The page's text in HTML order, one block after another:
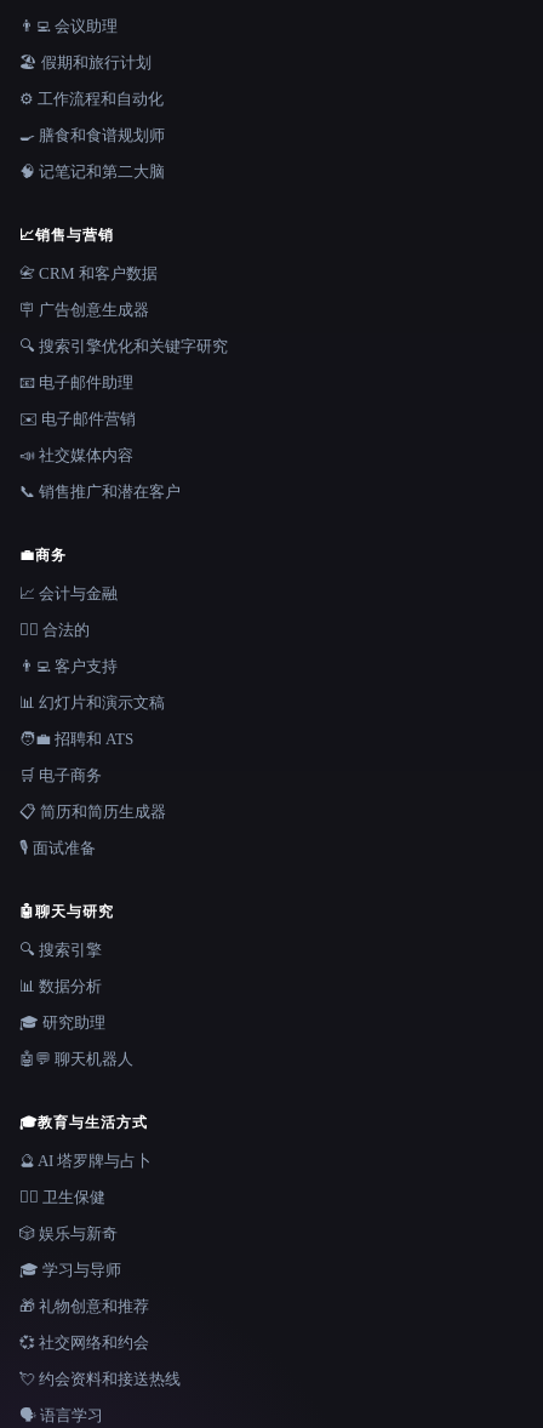
👨‍💻 会议助理
🏖 假期和旅行计划
⚙️ 工作流程和自动化
🍳 膳食和食谱规划师
🧠 记笔记和第二大脑
📈销售与营销
📇 CRM 和客户数据
🪧 广告创意生成器
🔍 搜索引擎优化和关键字研究
📧 电子邮件助理
✉️ 电子邮件营销
📣 社交媒体内容
📞 销售推广和潜在客户
💼商务
📈 会计与金融
👩‍⚖️ 合法的
👨‍💻 客户支持
📊 幻灯片和演示文稿
🧑‍💼 招聘和 ATS
🛒 电子商务
📋 简历和简历生成器
🎙️ 面试准备
🤖聊天与研究
🔍 搜索引擎
📊 数据分析
🎓 研究助理
🤖💬 聊天机器人
🎓教育与生活方式
🔮 AI 塔罗牌与占卜
👩‍⚕️ 卫生保健
🎲 娱乐与新奇
🎓 学习与导师
🎁 礼物创意和推荐
💞 社交网络和约会
💘 约会资料和接送热线
🗣️ 语言学习